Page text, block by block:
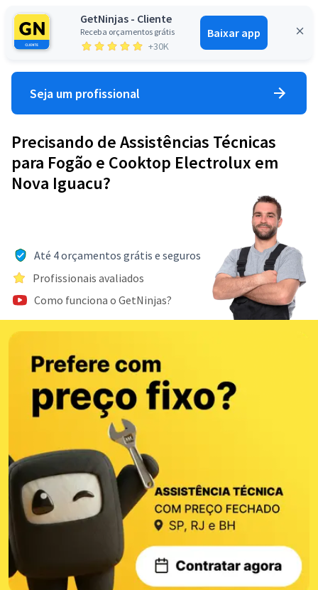
GetNinjas - Cliente
Receba orçamentos grátis
+30K
Baixar app
Entrar
Seja um profissional
Precisando de Assistências Técnicas
para Fogão e Cooktop Electrolux em
Nova Iguacu?
Até 4 orçamentos grátis e seguros
Profissionais avaliados
Como funciona o GetNinjas?